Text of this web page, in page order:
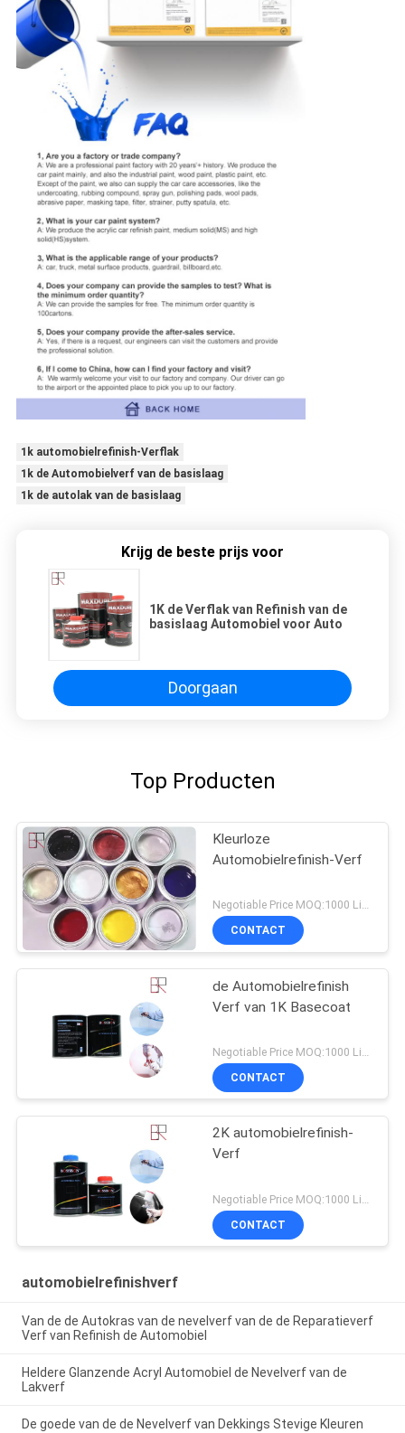
1k automobielrefinish-Verflak
1k de Automobielverf van de basislaag
1k de autolak van de basislaag
Krijg de beste prijs voor
1K de Verflak van Refinish van de
basislaag Automobiel voor Auto
Doorgaan
Top Producten
Kleurloze
Automobielrefinish-Verf
Negotiable Price MOQ:1000 Liter
CONTACT
de Automobielrefinish
Verf van 1K Basecoat
Negotiable Price MOQ:1000 Liter
CONTACT
2K automobielrefinish-
Verf
Negotiable Price MOQ:1000 Liter
CONTACT
automobielrefinishverf
Van de de Autokras van de nevelverf van de de Reparatieverf
Verf van Refinish de Automobiel
Heldere Glanzende Acryl Automobiel de Nevelverf van de
Lakverf
De goede van de de Nevelverf van Dekkings Stevige Kleuren